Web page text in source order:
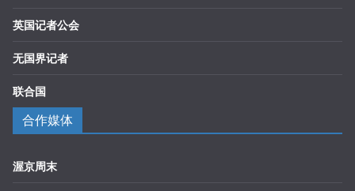
英国记者公会
无国界记者
联合国
合作媒体
渥京周末